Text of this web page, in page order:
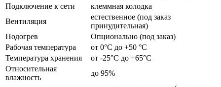
Подключение к сети
клеммная колодка
Вентиляция
естественное (под заказ
принудительная)
Подогрев
Опционально (под заказ)
Рабочая температура
от 0°C до +50 °C
Температура хранения
от -25°C до +65°C
Относительная
влажность
до 95%